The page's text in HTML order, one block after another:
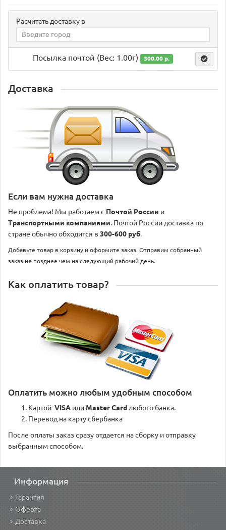
Расчитать доставку в
Посылка почтой (Вес: 1.00г) 300.00 р.
Доставка
Если вам нужна доставка
Не проблема! Мы работаем с Почтой России и
Транспортными компаниями. Почтой России доставка по
стране обычно обходится в 300-600 руб.
Добавьте товар в корзину и оформите заказ. Отправим собранный
заказ не позднее чем на следующий рабочий день.
Как оплатить товар?
Оплатить можно любым удобным способом
Картой VISA или Master Card любого банка.
Перевод на карту сбербанка
После оплаты заказ сразу отдается на сборку и отправку
выбранным способом.
Информация
Гарантия
Оферта
Доставка